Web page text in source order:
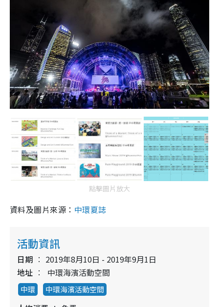
點擊圖片放大
資料及圖片來源： 中環夏誌
活動資訊
日期
2019年8月10日 - 2019年9月1日
地址
中環海濱活動空間
中環 中環海濱活動空間